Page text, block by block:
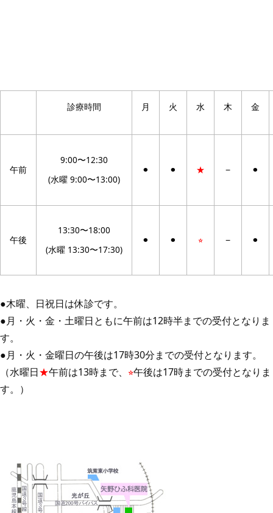
診療時間 月 火 水 木 金
午前
9:00〜12:30
(水曜 9:00〜13:00)
⚫︎ ⚫︎ ★ − ⚫︎
午後
13:30〜18:00
(水曜 13:30〜17:30)
⚫︎ ⚫︎ ⭐︎ − ⚫︎
●木曜、日祝日は休診です。
●月・火・金・土曜日ともに午前は12時半までの受付となりま
す。
●月・火・金曜日の午後は17時30分までの受付となります。
（水曜日★午前は13時まで、 ⭐︎午後は17時までの受付となりま
す。）